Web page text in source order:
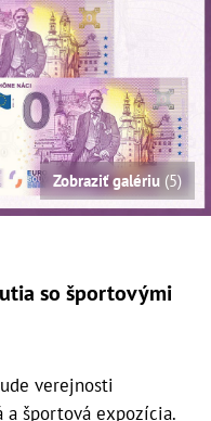
Zobraziť galériu (5)
so športovými
verejnosti
a športová expozícia.